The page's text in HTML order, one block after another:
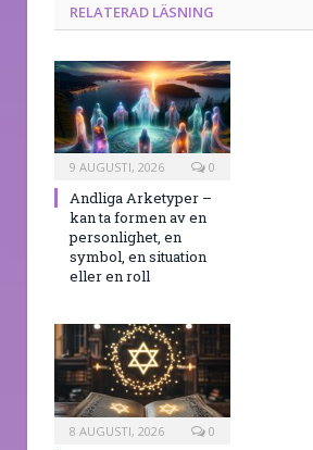
RELATERAD LÄSNING
9 AUGUSTI, 2026 0
Andliga Arketyper –
kan ta formen av en
personlighet, en
symbol, en situation
eller en roll
8 AUGUSTI, 2026 0